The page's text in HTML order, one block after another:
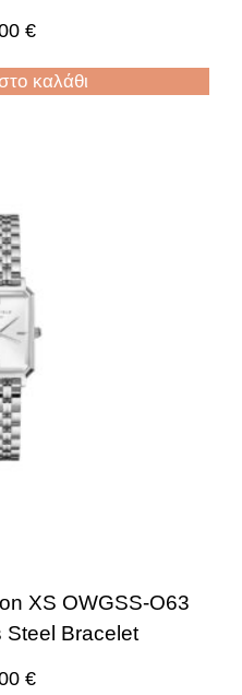
€
καλάθι
XS OWGSS-O63
Steel Bracelet
€